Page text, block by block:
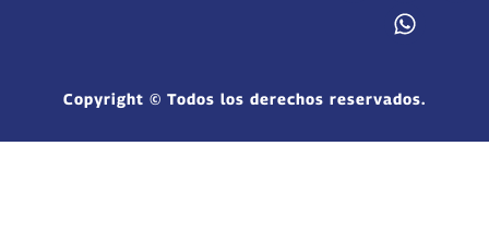
Copyright © Todos los derechos reservados.